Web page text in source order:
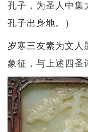
孔子，为圣人中集
孔子出身地。）
岁寒三友素为文人
象征，与上述四圣